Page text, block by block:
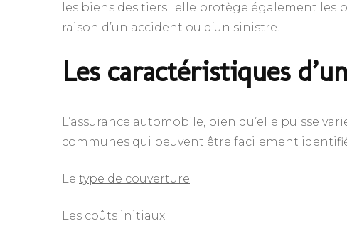
les biens des tiers : elle protège également
raison d’un accident ou d’un sinistre.
Les caractéristiques
L’assurance automobile, bien qu’elle puisse
communes qui peuvent être facilement
Le type de couverture
Les coûts initiaux